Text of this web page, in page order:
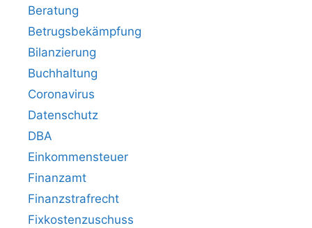
Beratung
Betrugsbekämpfung
Bilanzierung
Buchhaltung
Coronavirus
Datenschutz
DBA
Einkommensteuer
Finanzamt
Finanzstrafrecht
Fixkostenzuschuss